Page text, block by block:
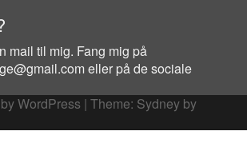
mail til mig. Fang mig på
eller på de sociale
WordPress | Theme: Sydney by